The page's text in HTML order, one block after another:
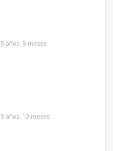
años, 9 meses
años, 10 meses